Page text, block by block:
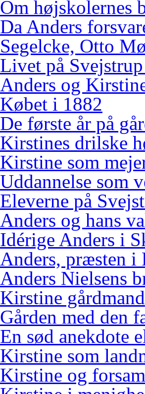
Om højskolernes
Da Anders
Segelcke, Otto
Livet på
Anders og
Købet i 1882
De første år på
Kirstines drilske
Kirstine som
Uddannelse som
Eleverne på
Anders og hans
Idérige Anders i
Anders, præsten i
Anders Nielsens
Kirstine gårdmand
Gården med den
En sød anekdote
Kirstine som
Kirstine og